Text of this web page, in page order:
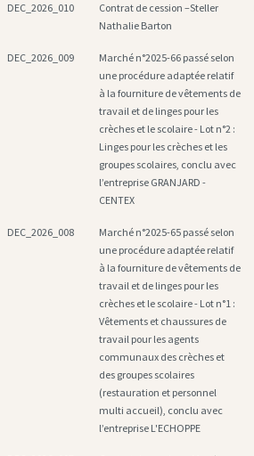
DEC_2026_010
Contrat de cession –Steller
Nathalie Barton
DEC_2026_009
Marché n°2025-66 passé selon
une procédure adaptée relatif
à la fourniture de vêtements de
travail et de linges pour les
crèches et le scolaire - Lot n°2 :
Linges pour les crèches et les
groupes scolaires, conclu avec
l’entreprise GRANJARD -
CENTEX
DEC_2026_008
Marché n°2025-65 passé selon
une procédure adaptée relatif
à la fourniture de vêtements de
travail et de linges pour les
crèches et le scolaire - Lot n°1 :
Vêtements et chaussures de
travail pour les agents
communaux des crèches et
des groupes scolaires
(restauration et personnel
multi accueil), conclu avec
l’entreprise L'ECHOPPE